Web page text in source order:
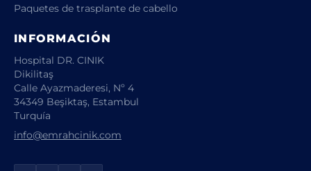
Paquetes de trasplante de cabello
INFORMACIÓN
Hospital DR. CINIK
Dikilitaş
Calle Ayazmaderesi, Nº 4
34349 Beşiktaş, Estambul
Turquía
info@emrahcinik.com